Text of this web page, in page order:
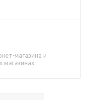
магазина и
магазинах